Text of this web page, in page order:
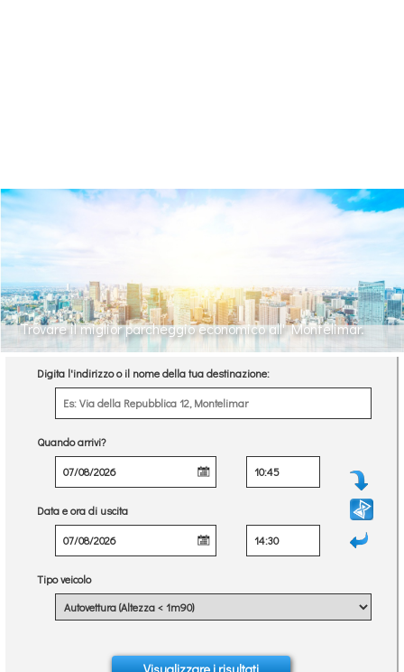
Trovare il miglior parcheggio economico all' Montelimar.
Digita l'indirizzo o il nome della tua destinazione:
Quando arrivi?
Data e ora di uscita
Tipo veicolo